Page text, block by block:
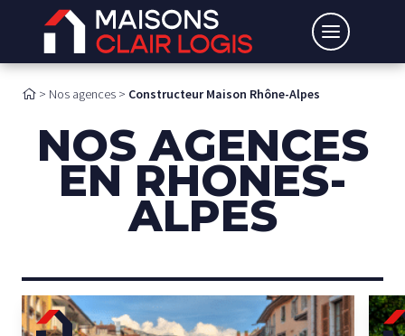
> Nos agences > Constructeur Maison Rhône-Alpes
NOS AGENCES
EN RHONES-
ALPES